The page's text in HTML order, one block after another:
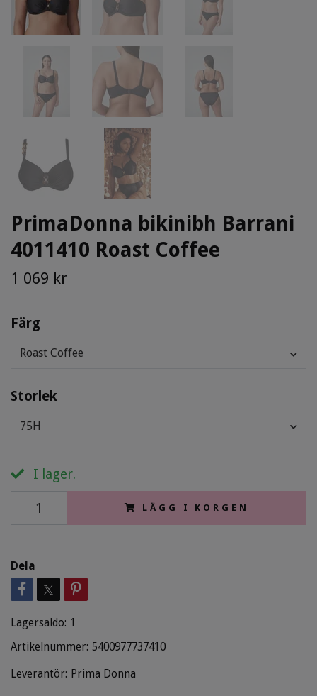
PrimaDonna bikinibh Barrani
4011410 Roast Coffee
1 069 kr
Färg
Roast Coffee
Storlek
75H
I lager.
LÄGG I KORGEN
Dela
Lagersaldo: 1
Artikelnummer: 5400977737410
Leverantör: Prima Donna